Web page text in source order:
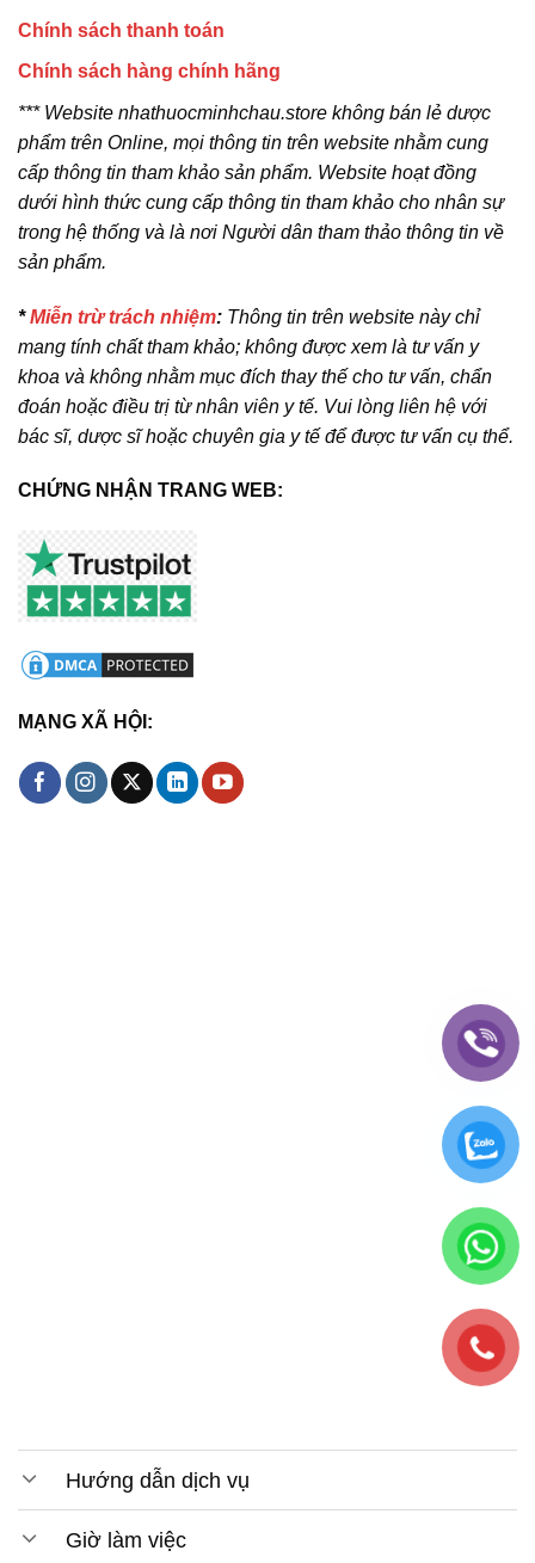
Chính sách thanh toán
Chính sách hàng chính hãng
*** Website nhathuocminhchau.store không bán lẻ dược
phẩm trên Online, mọi thông tin trên website nhằm cung
cấp thông tin tham khảo sản phẩm. Website hoạt đồng
dưới hình thức cung cấp thông tin tham khảo cho nhân sự
trong hệ thống và là nơi Người dân tham thảo thông tin về
sản phẩm.
*Miễn trừ trách nhiệm: Thông tin trên website này chỉ
mang tính chất tham khảo; không được xem là tư vấn y
khoa và không nhằm mục đích thay thế cho tư vấn, chẩn
đoán hoặc điều trị từ nhân viên y tế. Vui lòng liên hệ với
bác sĩ, dược sĩ hoặc chuyên gia y tế để được tư vấn cụ thể.
CHỨNG NHẬN TRANG WEB:
MẠNG XÃ HỘI:
Hướng dẫn dịch vụ
Giờ làm việc